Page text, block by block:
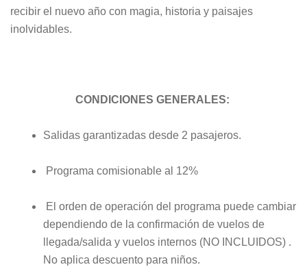
recibir el nuevo año con magia, historia y paisajes
inolvidables.
CONDICIONES GENERALES:
Salidas garantizadas desde 2 pasajeros.
Programa comisionable al 12%
El orden de operación del programa puede cambiar
dependiendo de la confirmación de vuelos de
llegada/salida y vuelos internos (NO INCLUIDOS) .
No aplica descuento para niños.